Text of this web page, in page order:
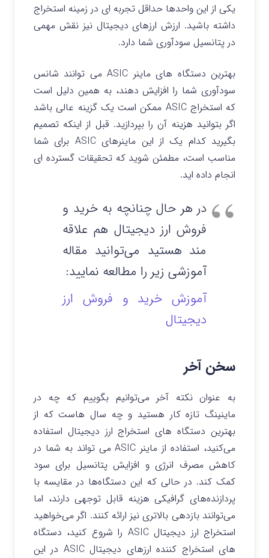
یکی از این واحدها حداقل تجربه ای در زمینه استخراج
داشته باشید. ارزش ارزهای دیجیتال نیز نقش مهمی
در پتانسیل سودآوری شما دارد.
بهترین دستگاه های ماینر ASIC می توانند شانس
سودآوری شما را افزایش دهند، به همین دلیل است
که استخراج ASIC ممکن است یک گزینه عالی باشد
اگر بتوانید هزینه آن را بپردازید. قبل از اینکه تصمیم
بگیرید کدام یک از این ماینرهای ASIC برای شما
مناسب است، مطمئن شوید که تحقیقات گسترده ای
انجام داده اید.
در هر حال چنانچه به خرید و
فروش ارز دیجیتال هم علاقه
مند هستید می‌توانید مقاله
آموزشی زیر را مطالعه نمایید:
آموزش خرید و فروش ارز
دیجیتال
سخن آخر
به عنوان نکته آخر می‌توانیم بگوییم که چه در
ماینینگ تازه کار هستید و چه سال هاست که از
بهترین دستگاه های استخراج ارز دیجیتال استفاده
می‌کنید، استفاده از ماینر ASIC می تواند به شما در
کاهش مصرف انرژی و افزایش پتانسیل برای سود
کمک کند. در حالی که این دستگاه‌ها در مقایسه با
پردازنده‌های گرافیکی هزینه قابل توجهی دارند، اما
می‌توانند بازدهی بالاتری نیز ارائه کنند. اگر می‌خواهید
استخراج ارز دیجیتال ASIC را شروع کنید، دستگاه
های استخراج کننده ارزهای دیجیتال ASIC در این